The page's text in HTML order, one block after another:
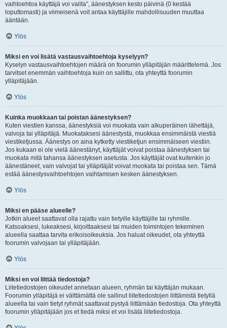
vaihtoehtoa käyttäjä voi valita”, äänestyksen kesto päivinä (0 kestää
loputtomasti) ja viimeisenä voit antaa käyttäjille mahdollisuuden muuttaa
ääntään.
Ylös
Miksi en voi lisätä vastausvaihtoehtoja kyselyyn?
Kyselyn vastausvaihtoehtojen määrä on foorumin ylläpitäjän määrittelemä. Jos
tarvitset enemmän vaihtoehtoja kuin on sallittu, ota yhteyttä foorumin
ylläpitäjään.
Ylös
Kuinka muokkaan tai poistan äänestyksen?
Kuten viestien kanssa, äänestyksiä voi muokata vain alkuperäinen lähettäjä,
valvoja tai ylläpitäjä. Muokataksesi äänestystä, muokkaa ensimmäistä viestiä
viestiketjussa. Äänestys on aina kytketty viestiketjun ensimmäiseen viestiin.
Jos kukaan ei ole vielä äänestänyt, käyttäjät voivat poistaa äänestyksen tai
muokata mitä tahansa äänestyksen asetusta. Jos käyttäjät ovat kuitenkin jo
äänestäneet, vain valvojat tai ylläpitäjät voivat muokata tai poistaa sen. Tämä
estää äänestysvaihtoehtojen vaihtamisen kesken äänestyksen.
Ylös
Miksi en pääse alueelle?
Jotkin alueet saattavat olla rajattu vain tietyille käyttäjille tai ryhmille.
Katsoaksesi, lukeaksesi, kirjoittaaksesi tai muiden toimintojen tekeminen
alueella saattaa tarvita erikoisoikeuksia. Jos haluat oikeudet, ota yhteyttä
foorumin valvojaan tai ylläpitäjään.
Ylös
Miksi en voi liittää tiedostoja?
Liitetiedostojen oikeudet annetaan alueen, ryhmän tai käyttäjän mukaan.
Foorumin ylläpitäjä ei välttämättä ole sallinut liitetiedostojen liittämistä tietyllä
alueella tai vain tietyt ryhmät saattavat pystyä liittämään tiedostoja. Ota yhteyttä
foorumin ylläpitäjään jos et tiedä miksi et voi lisätä liitetiedostoja.